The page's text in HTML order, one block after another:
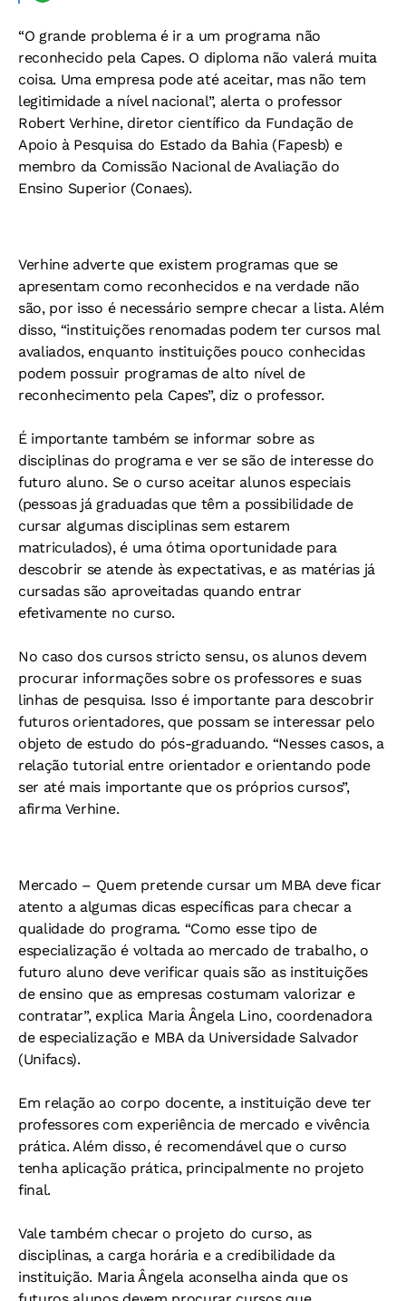
“O grande problema é ir a um programa não
reconhecido pela Capes. O diploma não valerá muita
coisa. Uma empresa pode até aceitar, mas não tem
legitimidade a nível nacional”, alerta o professor
Robert Verhine, diretor científico da Fundação de
Apoio à Pesquisa do Estado da Bahia (Fapesb) e
membro da Comissão Nacional de Avaliação do
Ensino Superior (Conaes).
Verhine adverte que existem programas que se
apresentam como reconhecidos e na verdade não
são, por isso é necessário sempre checar a lista. Além
disso, “instituições renomadas podem ter cursos mal
avaliados, enquanto instituições pouco conhecidas
podem possuir programas de alto nível de
reconhecimento pela Capes”, diz o professor.
É importante também se informar sobre as
disciplinas do programa e ver se são de interesse do
futuro aluno. Se o curso aceitar alunos especiais
(pessoas já graduadas que têm a possibilidade de
cursar algumas disciplinas sem estarem
matriculados), é uma ótima oportunidade para
descobrir se atende às expectativas, e as matérias já
cursadas são aproveitadas quando entrar
efetivamente no curso.
No caso dos cursos stricto sensu, os alunos devem
procurar informações sobre os professores e suas
linhas de pesquisa. Isso é importante para descobrir
futuros orientadores, que possam se interessar pelo
objeto de estudo do pós-graduando. “Nesses casos, a
relação tutorial entre orientador e orientando pode
ser até mais importante que os próprios cursos”,
afirma Verhine.
Mercado – Quem pretende cursar um MBA deve ficar
atento a algumas dicas específicas para checar a
qualidade do programa. “Como esse tipo de
especialização é voltada ao mercado de trabalho, o
futuro aluno deve verificar quais são as instituições
de ensino que as empresas costumam valorizar e
contratar”, explica Maria Ângela Lino, coordenadora
de especialização e MBA da Universidade Salvador
(Unifacs).
Em relação ao corpo docente, a instituição deve ter
professores com experiência de mercado e vivência
prática. Além disso, é recomendável que o curso
tenha aplicação prática, principalmente no projeto
final.
Vale também checar o projeto do curso, as
disciplinas, a carga horária e a credibilidade da
instituição. Maria Ângela aconselha ainda que os